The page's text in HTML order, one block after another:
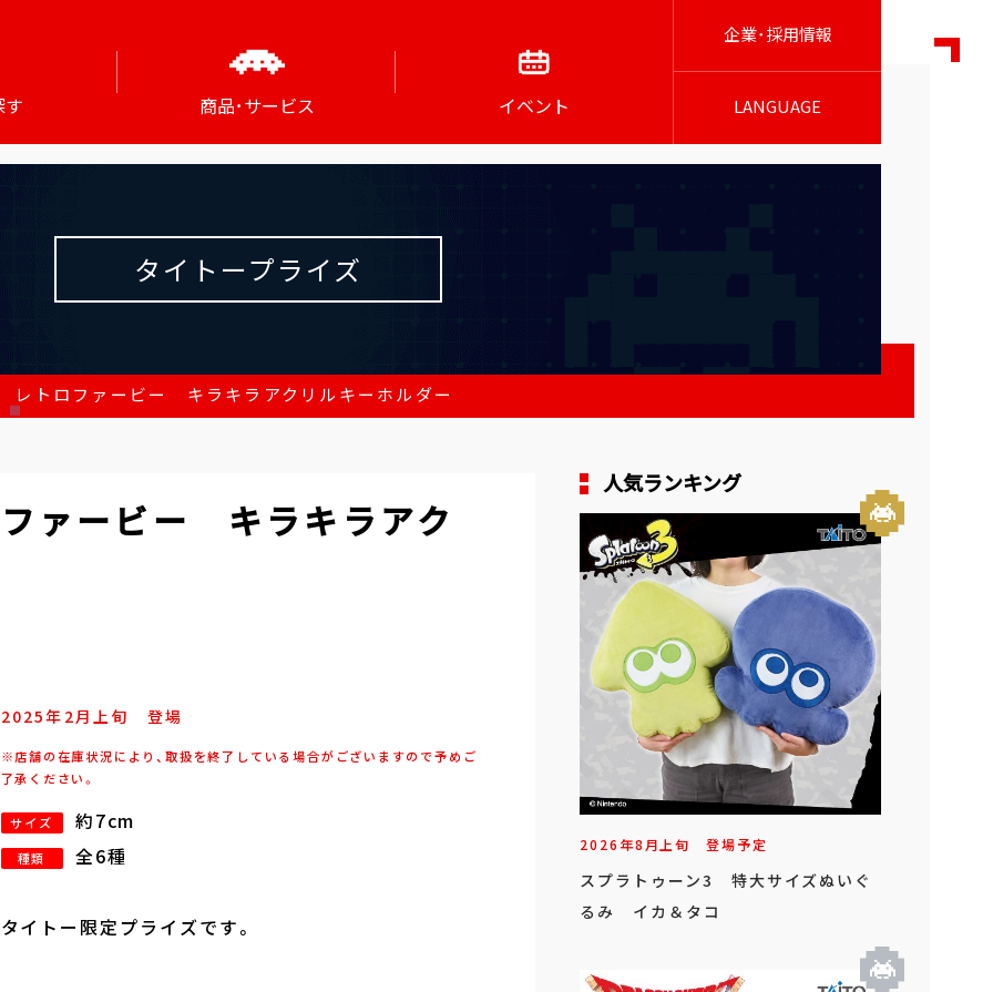
す 商品･サービス イベント
企業･採用情報
LANGUAGE
タイトープライズ
トロファービー キラキラアクリルキーホルダー
ァービー キラキラアク
2025年 2月上旬 登場
※店舗の在庫状況により、取扱を終了している場合がございますので予めご
了承ください。
サイズ 約7cm
種類 全6種
タイトー限定プライズです。
人気ランキング
2026年8月上旬 登場予定
スプラトゥーン3 特大サイズぬいぐ
るみ イカ＆タコ